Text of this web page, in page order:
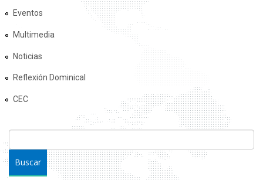
Eventos
Multimedia
Noticias
Reflexión Dominical
CEC
FORMULARIO DE BÚSQUEDA